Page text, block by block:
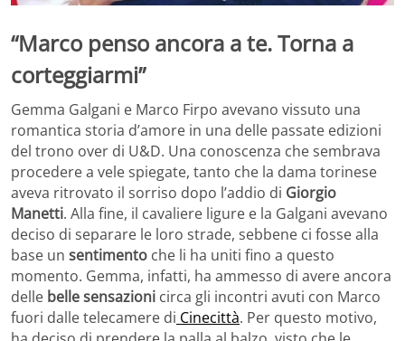
“Marco penso ancora a te. Torna a
corteggiarmi”
Gemma Galgani e Marco Firpo avevano vissuto una
romantica storia d’amore in una delle passate edizioni
del trono over di U&D. Una conoscenza che sembrava
procedere a vele spiegate, tanto che la dama torinese
aveva ritrovato il sorriso dopo l’addio di Giorgio
Manetti. Alla fine, il cavaliere ligure e la Galgani avevano
deciso di separare le loro strade, sebbene ci fosse alla
base un sentimento che li ha uniti fino a questo
momento. Gemma, infatti, ha ammesso di avere ancora
delle belle sensazioni circa gli incontri avuti con Marco
fuori dalle telecamere di Cinecittà. Per questo motivo,